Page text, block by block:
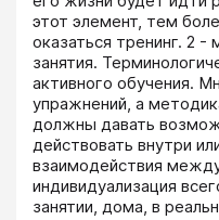
этот элемент, тем
оказаться тренинг. 2
занятия.
активного обучения.
упражнений, а
должны давать
действовать внутри
взаимодействия
индивидуализация
занятии, дома, в